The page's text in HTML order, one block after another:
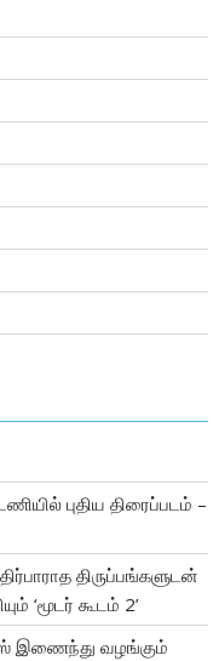
புதிய திரைப்படம் –
திருப்பங்களுடன்
‘மூடர் கூடம் 2’
இணைந்து வழங்கும்